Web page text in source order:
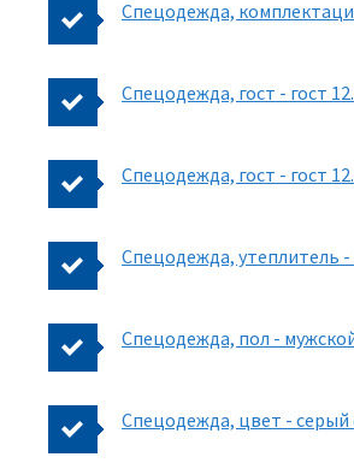
Спецодежда,
Спецодежда, гост - гост
Спецодежда, гост - гост
Спецодежда, утеплитель
Спецодежда, пол -
Спецодежда, цвет - серый